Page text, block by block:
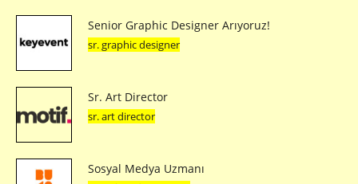
Senior Graphic Designer Arıyoruz!
sr. graphic designer
Sr. Art Director
sr. art director
Sosyal Medya Uzmanı